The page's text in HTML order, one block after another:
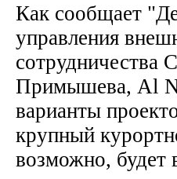
Как сообщает
управления
сотрудничества
Примышева, Al
варианты
крупный
возможно, будет